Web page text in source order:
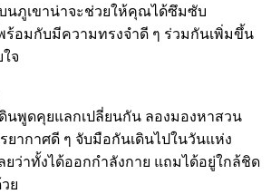
นภูเขาน่าจะช่วยให้คุณได้ซึมซับ
ร้อมกับมีความทรงจำดี ๆ ร่วมกันเพิ่มขึ้น
จ
นพูดคุยแลกเปลี่ยนกัน ลองมองหาสวน
ยากาศดี ๆ จับมือกันเดินไปในวันแห่ง
ยว่าทั้งได้ออกกำลังกาย แถมได้อยู่ใกล้ชิด
ย